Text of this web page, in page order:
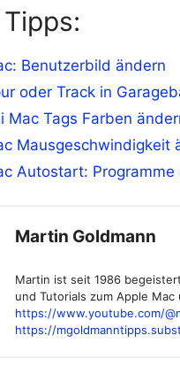
Benutzerbild ändern
oder Track in
Mac Tags Farben
Mausgeschwindigkeit
Autostart:
Martin Goldmann
Martin ist seit 1986
und Tutorials zum Apple
https://www.youtube.com/
https://